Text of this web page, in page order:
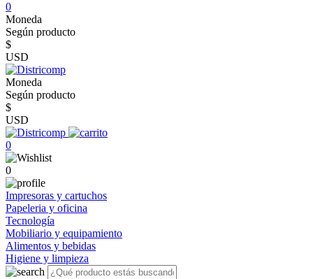
0
Moneda
Según producto
$
USD
Moneda
Según producto
$
USD
0
0
Impresoras y cartuchos
Papeleria y oficina
Tecnología
Mobiliario y equipamiento
Alimentos y bebidas
Higiene y limpieza